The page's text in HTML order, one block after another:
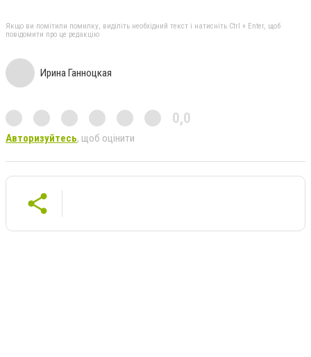
Якщо ви помітили помилку, виділіть необхідний текст і натисніть Ctrl + Enter, щоб
повідомити про це редакцію
Ирина Ганноцкая
0,0
Авторизуйтесь, щоб оцінити